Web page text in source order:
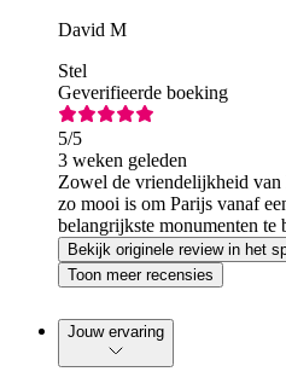
David M
Stel
Geverifieerde boeking
5/5
3 weken geleden
Zowel de vriendelijkheid van
zo mooi is om Parijs vanaf
belangrijkste monumenten te
Bekijk originele review in het
Toon meer recensies
Jouw ervaring